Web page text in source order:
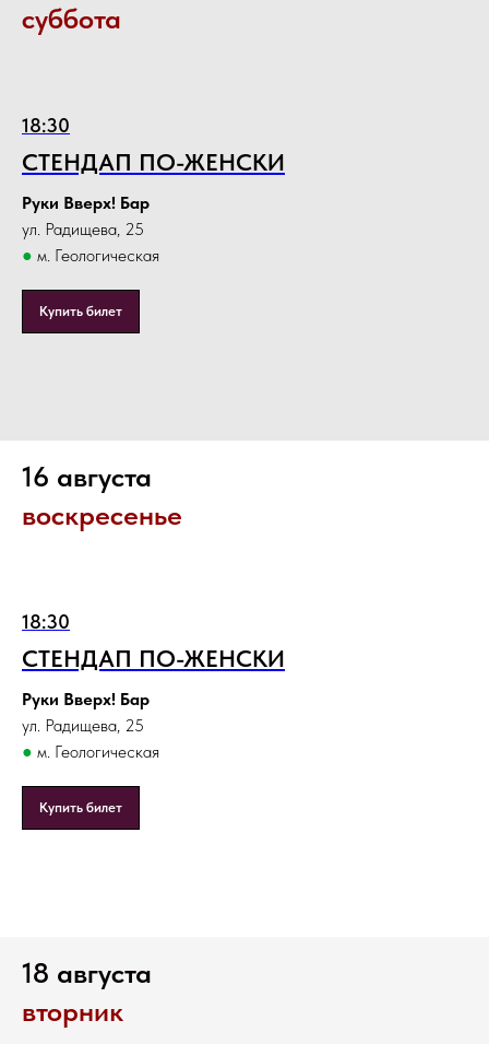
суббота
18:30
СТЕНДАП ПО-ЖЕНСКИ
Руки Вверх! Бар
ул. Радищева, 25
● м. Геологическая
Купить билет
16 августа
воскресенье
18:30
СТЕНДАП ПО-ЖЕНСКИ
Руки Вверх! Бар
ул. Радищева, 25
● м. Геологическая
Купить билет
18 августа
вторник